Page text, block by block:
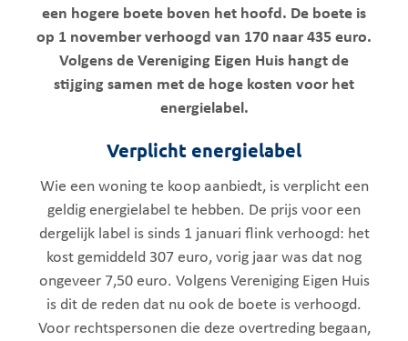
een hogere boete boven het hoofd. De boete is
op 1 november verhoogd van 170 naar 435 euro.
Volgens de Vereniging Eigen Huis hangt de
stijging samen met de hoge kosten voor het
energielabel.
Verplicht energielabel
Wie een woning te koop aanbiedt, is verplicht een
geldig energielabel te hebben. De prijs voor een
dergelijk label is sinds 1 januari flink verhoogd: het
kost gemiddeld 307 euro, vorig jaar was dat nog
ongeveer 7,50 euro. Volgens Vereniging Eigen Huis
is dit de reden dat nu ook de boete is verhoogd.
Voor rechtspersonen die deze overtreding begaan,